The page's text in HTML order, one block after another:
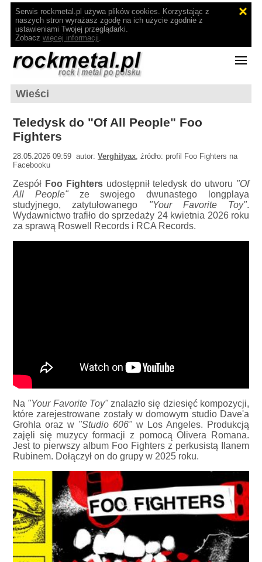
Serwis rockmetal.pl używa plików cookies. Korzystając z
naszych stron wyrażasz zgodę na ich użycie zgodnie z
ustawieniami Twojej przeglądarki.
Zobacz więcej informacji.
Wieści
Teledysk do "Of All People" Foo
Fighters
28.05.2026 09:59 autor:Verghityax, źródło: profil Foo Fighters na
Facebooku
Zespół Foo Fighters udostępnił teledysk do utworu "Of
All People" ze swojego dwunastego longplaya
studyjnego, zatytułowanego "Your Favorite Toy".
Wydawnictwo trafiło do sprzedaży 24 kwietnia 2026 roku
za sprawą Roswell Records i RCA Records.
Na "Your Favorite Toy"znalazło się dziesięć kompozycji,
które zarejestrowane zostały w domowym studio Dave'a
Grohla oraz w "Studio 606"w Los Angeles. Produkcją
zajęli się muzycy formacji z pomocą Olivera Romana.
Jest to pierwszy album Foo Fighters z perkusistą Ilanem
Rubinem. Dołączył on do grupy w 2025 roku.